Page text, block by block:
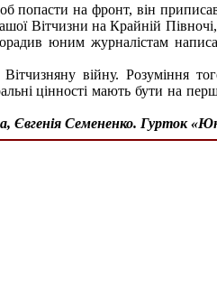
на фронт, він
Вітчизни на Крайній
юним журналістам
війну. Розуміння
цінності мають бути на
Семененко. Гурток